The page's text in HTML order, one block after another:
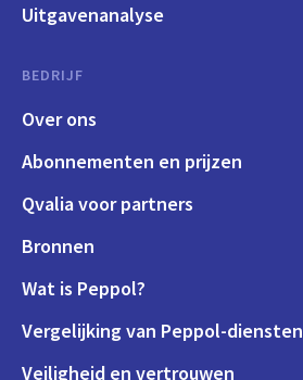
Uitgavenanalyse
BEDRIJF
Over ons
Abonnementen en prijzen
Qvalia voor partners
Bronnen
Wat is Peppol?
Vergelijking van Peppol-diensten
Veiligheid en vertrouwen